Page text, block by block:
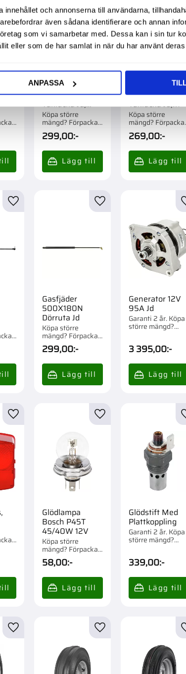
och annonserna till användarna,
även sådana identifierare och annan
som vi samarbetar med. Dessa kan i sin tur
eller som de har samlat in när du har använt
ANPASSA
Gasfjäder
225X160N
Taklucka Jd,
Case Ih
Köpa större
mängd? Förpackad
om 1/50 st.
299,00:-
226X160N
Taklucka Jd,Ih
Köpa större
mängd?
om 1/10 st.
269,00:-
Lägg till i favoriter
Gasfjäder
500X180N
Dörruta Jd
Köpa större
mängd? Förpackad
om 1/10 st.
299,00:-
Lägg till i favoriter
Generator 12V
95A Jd
Garanti 2 år. Köpa
större mängd?
3 395,00:-
Lägg till i favoriter
Glödlampa
Bosch P45T
45/40W 12V
Köpa större
mängd? Förpackad
om 1/10/250 st.
58,00:-
Lägg till i favoriter
Glödstift Med
Plattkoppling
Garanti 2 år. Köpa
större mängd?
339,00:-
Lägg till i favoriter Lägg till i favoriter